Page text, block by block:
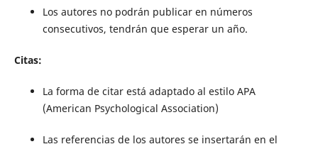
Los autores no podrán publicar en números
consecutivos, tendrán que esperar un año.
Citas:
La forma de citar está adaptado al estilo APA
(American Psychological Association)
Las referencias de los autores se insertarán en el